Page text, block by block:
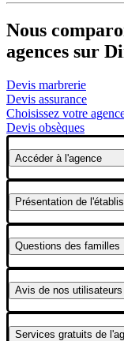
Nous
agences sur
Devis marbrerie
Devis assurance
Choisissez votre
Devis obsèques
Accéderà l'agence
Présentation de
Questions des familles
Avis de nos utilisateurs
Services gratuits de